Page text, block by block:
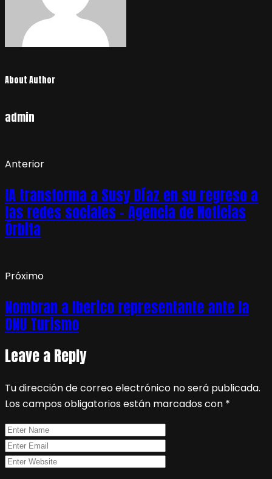
About Author
admin
Anterior
IA transforma a Susy Díaz en su regreso a
las redes sociales – Agencia de Noticias
Órbita
Próximo
Nombran a Iberico representante ante la
ONU Turismo
Leave a Reply
Tu dirección de correo electrónico no será publicada.
Los campos obligatorios están marcados con *